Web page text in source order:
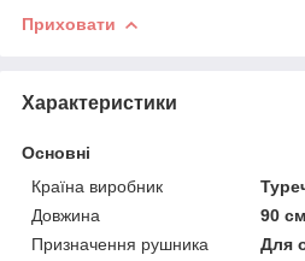
Приховати
Характеристики
Основні
Країна виробник
Довжина
90 см
Призначення рушника
Для